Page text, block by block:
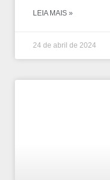
LEIA MAIS »
24 de abril de 2024